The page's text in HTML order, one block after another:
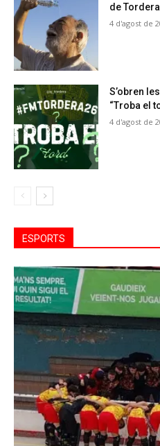
de Tordera
4 d'agost de
S’obren
“Troba el
4 d'agost de
ESPORTS